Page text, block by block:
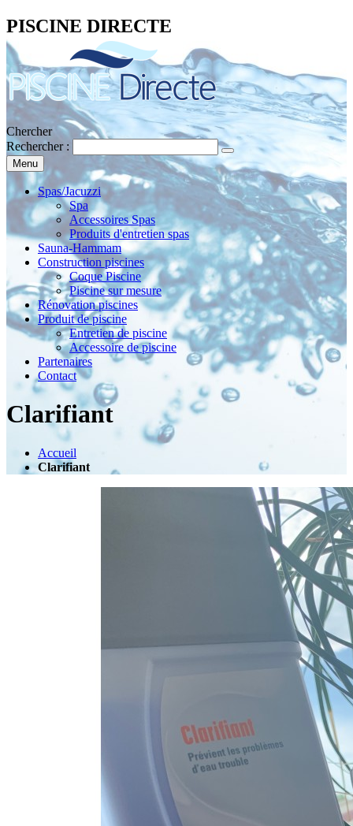
PISCINE DIRECTE
Chercher
Rechercher :
Menu
Spas/Jacuzzi
Spa
Accessoires Spas
Produits d'entretien spas
Sauna-Hammam
Construction piscines
Coque Piscine
Piscine sur mesure
Rénovation piscines
Produit de piscine
Entretien de piscine
Accessoire de piscine
Partenaires
Contact
Clarifiant
Accueil
Clarifiant